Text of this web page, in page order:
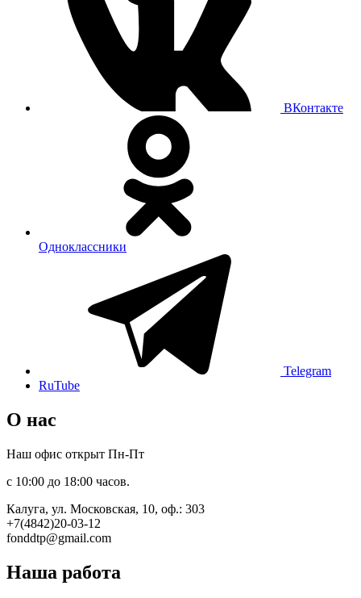
ВКонтакте
Одноклассники
Telegram
RuTube
О нас
Наш офис открыт Пн-Пт
с 10:00 до 18:00 часов.
Калуга, ул. Московская, 10, оф.: 303
+7(4842)20-03-12
fonddtp@gmail.com
Наша работа